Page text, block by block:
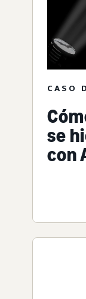
CASO
se
con